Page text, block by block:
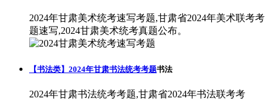
2024年甘肃美术统考速写考题,甘肃省2024年美术联考考
题速写,2024甘肃美术统考真题公布。
【书法类】2024年甘肃书法统考考题书法
2024年甘肃书法统考考题,甘肃省2024年书法联考考